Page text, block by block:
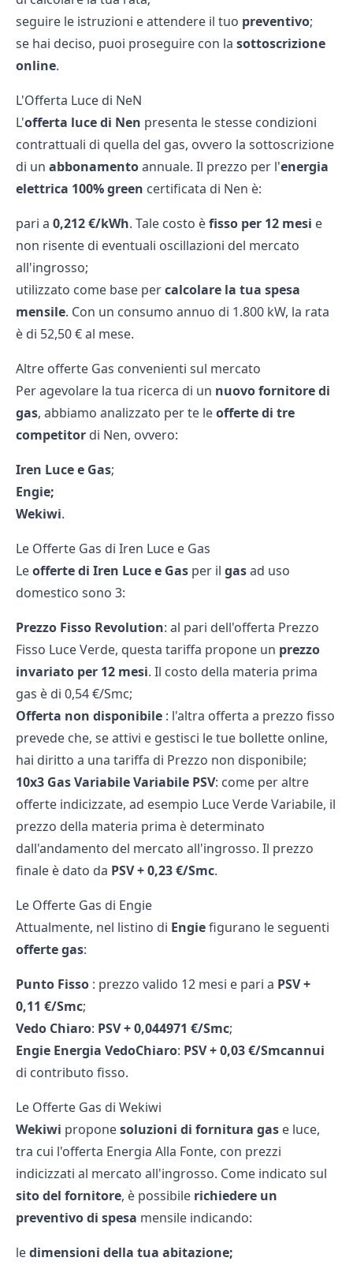
seguire le istruzioni e attendere il tuo preventivo;
se hai deciso, puoi proseguire con la sottoscrizione
online.
L'Offerta Luce di NeN
L'offerta luce di Nen presenta le stesse condizioni
contrattuali di quella del gas, ovvero la sottoscrizione
di un abbonamentoannuale. Il prezzo per l'energia
elettrica 100% green certificata di Nen è:
pari a 0,212 €/kWh. Tale costo èfisso per 12 mesi e
non risente di eventuali oscillazioni del mercato
all'ingrosso;
utilizzato come base percalcolare la tua spesa
mensile. Con un consumo annuo di 1.800 kW, la rata
è di 52,50 € al mese.
Altre offerte Gas convenienti sul mercato
Per agevolare la tua ricerca di un nuovo fornitore di
gas, abbiamo analizzato per te leofferte di tre
competitor di Nen, ovvero:
Iren Luce e Gas;
Engie;
Wekiwi.
Le Offerte Gas di Iren Luce e Gas
Leofferte di Iren Luce e Gas per il gasad uso
domestico sono 3:
Prezzo Fisso Revolution: al pari dell'offerta Prezzo
Fisso Luce Verde, questa tariffa propone un prezzo
invariato per 12 mesi. Il costo della materia prima
gas è di 0,54 €/Smc;
Offerta non disponibile : l'altra offerta a prezzo fisso
prevede che, se attivi e gestisci le tue bollette online,
hai diritto a una tariffa di Prezzo non disponibile;
10x3 Gas VariabileVariabile PSV: come per altre
offerte indicizzate, ad esempio Luce Verde Variabile, il
prezzo della materia prima è determinato
dall'andamento del mercato all'ingrosso. Il prezzo
finale è dato da PSV + 0,23 €/Smc.
Le Offerte Gas di Engie
Attualmente, nel listino di Engiefigurano le seguenti
offerte gas:
Punto Fisso : prezzo valido 12 mesi e pari a PSV +
0,11 €/Smc;
Vedo Chiaro: PSV + 0,044971 €/Smc;
Engie Energia VedoChiaro: PSV + 0,03 €/Smcannui
di contributo fisso.
Le Offerte Gas di Wekiwi
Wekiwi proponesoluzioni di fornitura gas e luce,
tra cui l'offerta Energia Alla Fonte, con prezzi
indicizzati al mercato all'ingrosso. Come indicato sul
sito del fornitore, è possibile richiedere un
preventivo di spesa mensile indicando:
ledimensioni della tua abitazione;